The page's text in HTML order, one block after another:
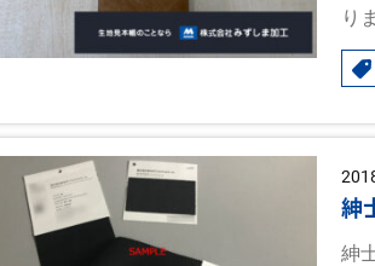
り
紳
紳